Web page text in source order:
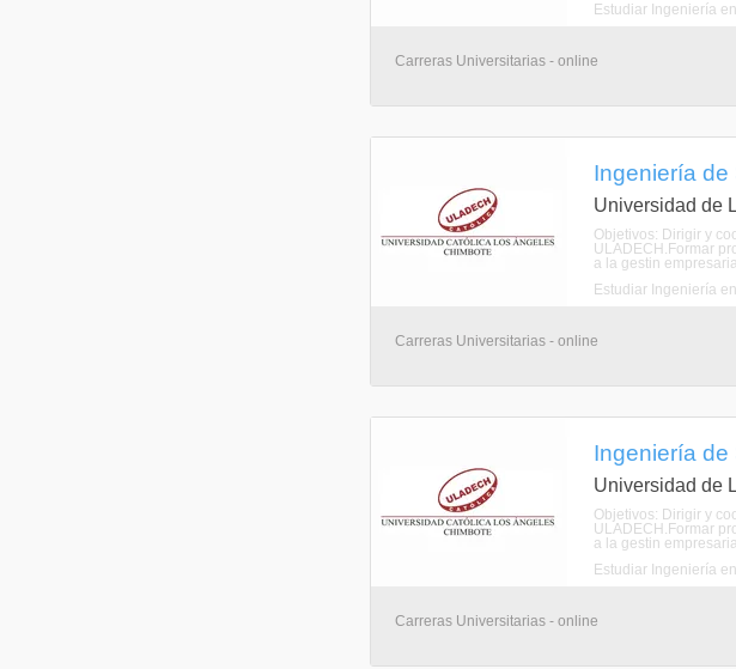
Estudiar Ingeniería
Carreras Universitarias - online
Ingeniería de
Universidad de
Objetivos: Dirigir y
ULADECH.Formar
a la gestin
Estudiar Ingeniería
Carreras Universitarias - online
Ingeniería de
Universidad de
Objetivos: Dirigir y
ULADECH.Formar
a la gestin
Estudiar Ingeniería
Carreras Universitarias - online